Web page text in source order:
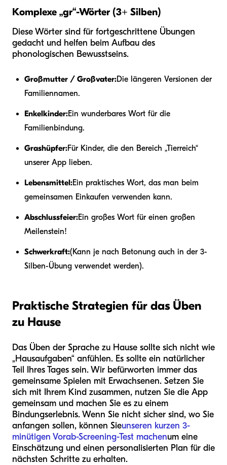
Komplexe „gr“-Wörter (3+ Silben)
Diese Wörter sind für fortgeschrittene Übungen
gedacht und helfen beim Aufbau des
phonologischen Bewusstseins.
Großmutter / Großvater:Die längeren Versionen der
Familiennamen.
Enkelkinder:Ein wunderbares Wort für die
Familienbindung.
Grashüpfer:Für Kinder, die den Bereich „Tierreich“
unserer App lieben.
Lebensmittel:Ein praktisches Wort, das man beim
gemeinsamen Einkaufen verwenden kann.
Abschlussfeier:Ein großes Wort für einen großen
Meilenstein!
Schwerkraft:(Kann je nach Betonung auch in der 3-
Silben-Übung verwendet werden).
Praktische Strategien für das Üben
zu Hause
Das Üben der Sprache zu Hause sollte sich nicht wie
„Hausaufgaben“ anfühlen. Es sollte ein natürlicher
Teil Ihres Tages sein. Wir befürworten immer das
gemeinsame Spielen mit Erwachsenen. Setzen Sie
sich mit Ihrem Kind zusammen, nutzen Sie die App
gemeinsam und machen Sie es zu einem
Bindungserlebnis. Wenn Sie nicht sicher sind, wo Sie
anfangen sollen, können Sieunseren kurzen 3-
minütigen Vorab-Screening-Test machenum eine
Einschätzung und einen personalisierten Plan für die
nächsten Schritte zu erhalten.